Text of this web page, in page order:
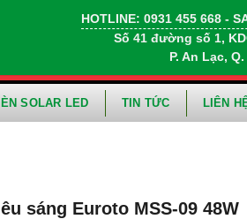
HOTLINE: 0931 455 668 -
Số 41 đường số 1,
P. An Lạc,
SOLAR LED TIN TỨC LIÊN
sáng Euroto MSS-09 48W